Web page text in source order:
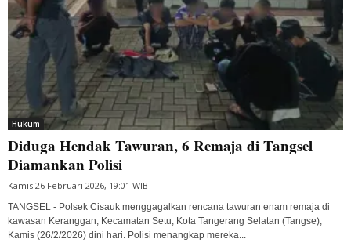
Hukum
Diduga Hendak Tawuran, 6 Remaja di Tangsel
Diamankan Polisi
Kamis 26 Februari 2026, 19:01 WIB
TANGSEL - Polsek Cisauk menggagalkan rencana tawuran enam remaja di
kawasan Keranggan, Kecamatan Setu, Kota Tangerang Selatan (Tangse),
Kamis (26/2/2026) dini hari. Polisi menangkap mereka...